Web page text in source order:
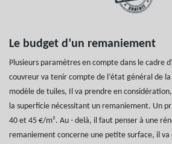
Le budget d’un remaniement
Plusieurs paramètres en compte dans le cadre
couvreur va tenir compte de l’état général de
modèle de tuiles, Il va prendre en
la superficie nécessitant un remaniement. Un
40 et 45 €/m². Au - delà, il faut penser à une
remaniement concerne une petite surface, il va